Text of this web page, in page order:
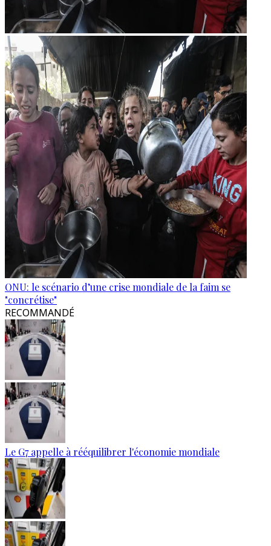
ONU: le scénario d’une crise mondiale de la faim se
"concrétise"
RECOMMANDÉ
Le G7 appelle à rééquilibrer l'économie mondiale